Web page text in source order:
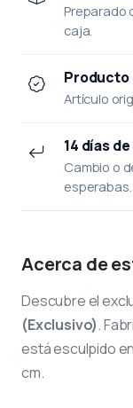
Preparado
caja.
Artículo
14 días
Cambio o
esperabas.
Acerca de
Descubre el
(Exclusivo).
está esculpido
cm.